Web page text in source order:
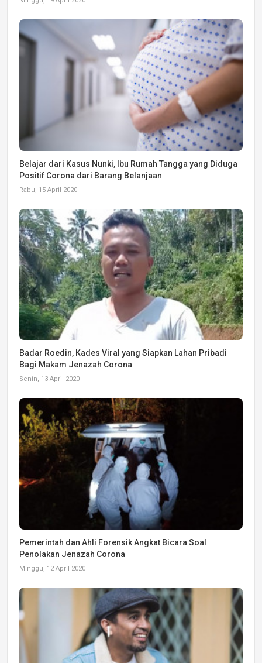
Belajar dari Kasus Nunki, Ibu Rumah Tangga yang Diduga
Positif Corona dari Barang Belanjaan
Rabu, 15 April 2020
Badar Roedin, Kades Viral yang Siapkan Lahan Pribadi
Bagi Makam Jenazah Corona
Senin, 13 April 2020
Pemerintah dan Ahli Forensik Angkat Bicara Soal
Penolakan Jenazah Corona
Minggu, 12 April 2020